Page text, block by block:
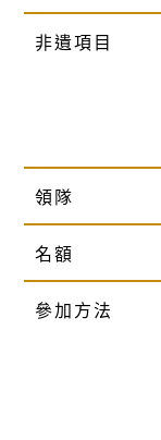
非遺項目
領隊
名額
參加方法